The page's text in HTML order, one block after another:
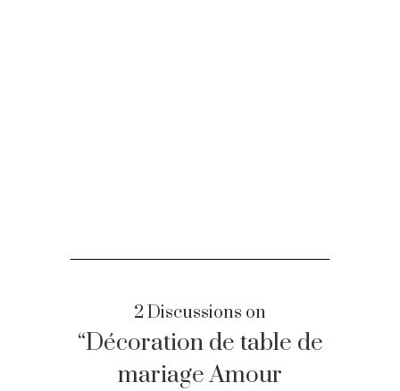
2 Discussions on
“Décoration de table de
mariage Amour